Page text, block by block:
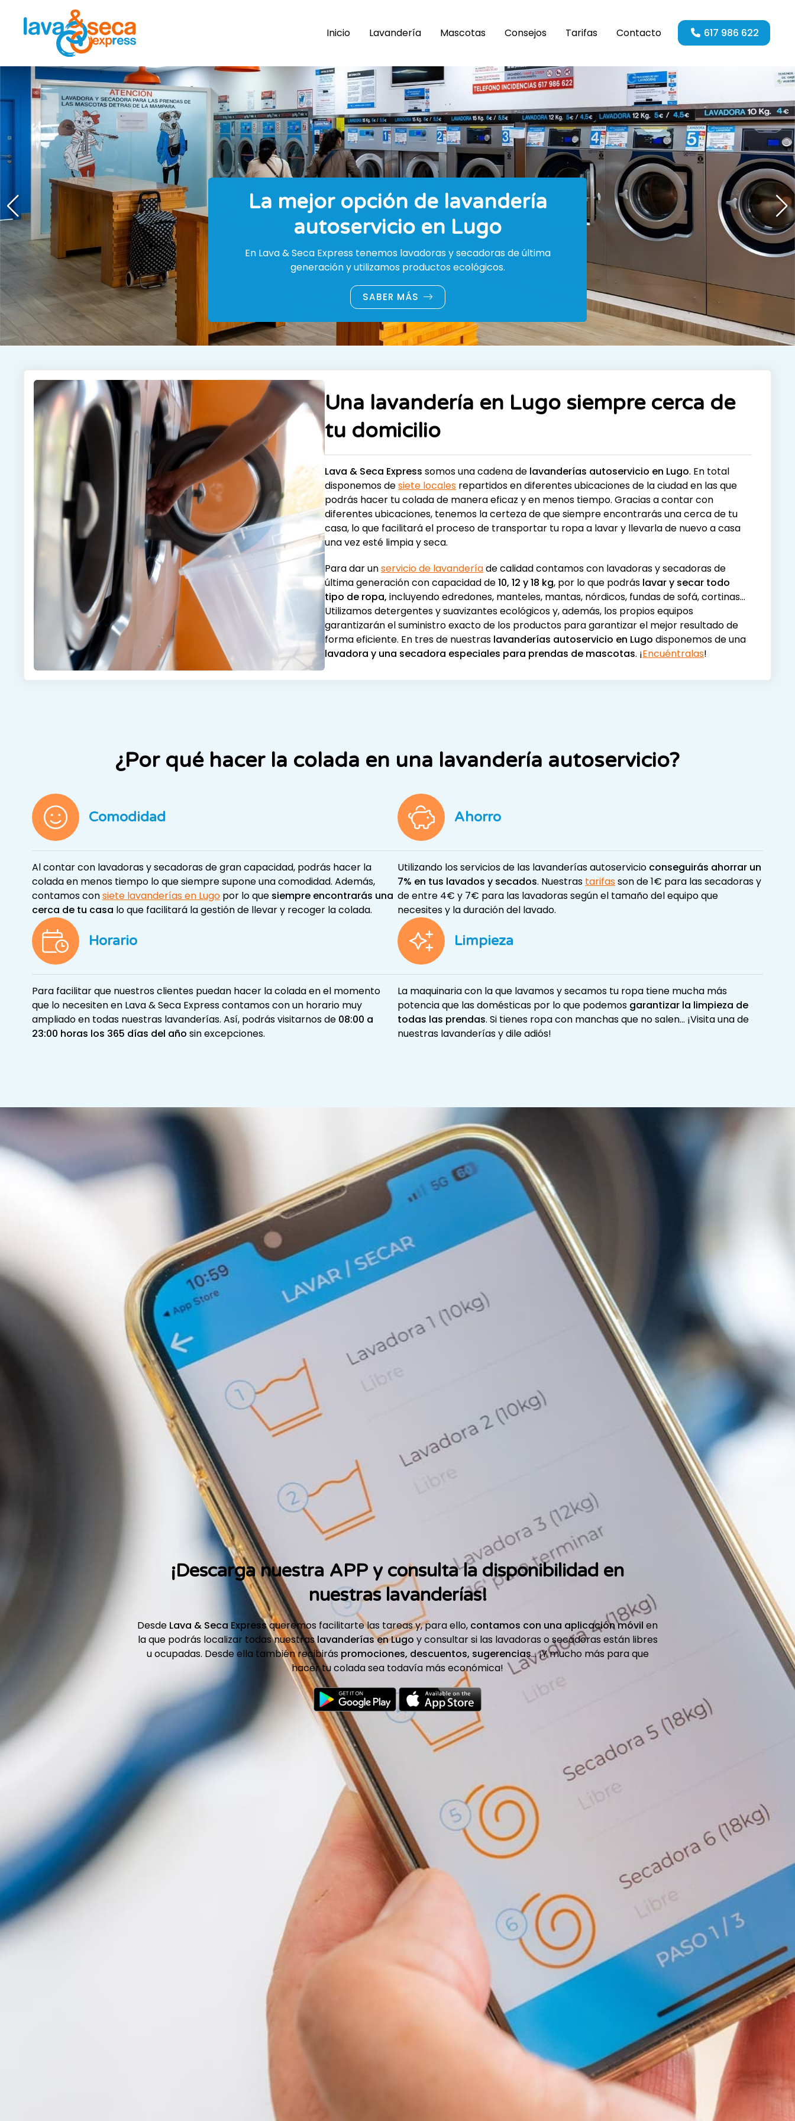
Inicio Lavandería Mascotas Consejos Tarifas Contacto 617 986 622
La mejor opción de lavandería
autoservicio en Lugo
En Lava & Seca Express tenemos lavadoras y secadoras de última
generación y utilizamos productos ecológicos.
SABER MÁS
Una lavandería en Lugo siempre cerca de
tu domicilio
Lava & Seca Express somos una cadena de lavanderías autoservicio en Lugo. En total
disponemos desiete locales repartidos en diferentes ubicaciones de la ciudad en las que
podrás hacer tu colada de manera eficaz y en menos tiempo. Gracias a contar con
diferentes ubicaciones, tenemos la certeza de que siempre encontrarás una cerca de tu
casa, lo que facilitará el proceso de transportar tu ropa a lavar y llevarla de nuevo a casa
una vez esté limpia y seca.
Para dar unservicio de lavanderíade calidad contamos con lavadoras y secadoras de
última generación con capacidad de 10, 12 y 18 kg, por lo que podrás lavar y secar todo
tipo de ropa, incluyendo edredones, manteles, mantas, nórdicos, fundas de sofá, cortinas...
Utilizamos detergentes y suavizantes ecológicos y, además, los propios equipos
garantizarán el suministro exacto de los productos para garantizar el mejor resultado de
forma eficiente. En tres de nuestras lavanderías autoservicio en Lugo disponemos de una
lavadora y una secadora especiales para prendas de mascotas. ¡Encuéntralas!
¿Por qué hacer la colada en una lavandería autoservicio?
Comodidad
Al contar con lavadoras y secadoras de gran capacidad, podrás hacer la
colada en menos tiempo lo que siempre supone una comodidad. Además,
contamos consiete lavanderías en Lugopor lo que siempre encontrarás una
cerca de tu casa lo que facilitará la gestión de llevar y recoger la colada.
Ahorro
Utilizando los servicios de las lavanderías autoservicio conseguirás ahorrar un
7% en tus lavados y secados. Nuestrastarifasson de 1€ para las secadoras y
de entre 4€ y 7€ para las lavadoras según el tamaño del equipo que
necesites y la duración del lavado.
Horario
Para facilitar que nuestros clientes puedan hacer la colada en el momento
que lo necesiten en Lava & Seca Express contamos con un horario muy
ampliado en todas nuestras lavanderías. Así, podrás visitarnos de 08:00 a
23:00 horas los 365 días del año sin excepciones.
Limpieza
La maquinaria con la que lavamos y secamos tu ropa tiene mucha más
potencia que las domésticas por lo que podemos garantizar la limpieza de
todas las prendas. Si tienes ropa con manchas que no salen... ¡Visita una de
nuestras lavanderías y dile adiós!
¡Descarga nuestra APP y consulta la disponibilidad en
nuestras lavanderías!
Desde Lava & Seca Expressqueremos facilitarte las tareas y, para ello, contamos con una aplicación móvil en
la que podrás localizar todas nuestraslavanderías en Lugo y consultar si las lavadoras o secadoras están libres
u ocupadas. Desde ella también recibirás promociones, descuentos, sugerencias... ¡Y mucho más para que
hacer tu colada sea todavía más económica!